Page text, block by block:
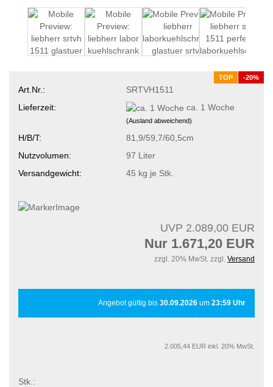
TOP -20%
Art.Nr.:
SRTVH1511
Lieferzeit:
ca. 1 Woche
(Ausland abweichend)
H/B/T:
81,9/59,7/60,5cm
Nutzvolumen:
97 Liter
Versandgewicht:
45 kg je Stk.
UVP 2.089,00 EUR
Nur 1.671,20 EUR
zzgl. 20% MwSt. zzgl. Versand
Angebot gültig bis 30.09.2026 um 23:59 Uhr
2.005,44 EUR inkl. 20% MwSt.
Stk.: